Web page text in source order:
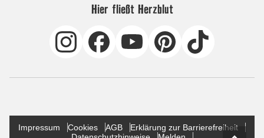
Hier fließt Herzblut
Impressum Cookies AGB
Erklärung zur Barrierefreiheit